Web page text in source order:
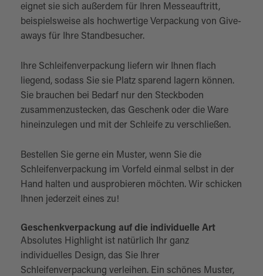
eignet sie sich außerdem für Ihren Messeauftritt,
beispielsweise als hochwertige Verpackung von Give-
aways für Ihre Standbesucher.
Ihre Schleifenverpackung liefern wir Ihnen flach
liegend, sodass Sie sie Platz sparend lagern können.
Sie brauchen bei Bedarf nur den Steckboden
zusammenzustecken, das Geschenk oder die Ware
hineinzulegen und mit der Schleife zu verschließen.
Bestellen Sie gerne ein Muster, wenn Sie die
Schleifenverpackung im Vorfeld einmal selbst in der
Hand halten und ausprobieren möchten. Wir schicken
Ihnen jederzeit eines zu!
Geschenkverpackung auf die individuelle Art
Absolutes Highlight ist natürlich Ihr ganz
individuelles Design, das Sie Ihrer
Schleifenverpackung verleihen. Ein schönes Muster,